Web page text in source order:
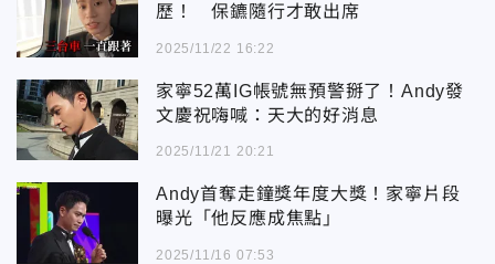
歷！ 保鑣隨行才敢出席
2025/11/22 16:22
家寧52萬IG帳號無預警掰了！Andy發
文慶祝嗨喊：天大的好消息
2025/11/21 20:21
Andy首奪走鐘獎年度大獎！家寧片段
曝光「他反應成焦點」
2025/11/16 07:53